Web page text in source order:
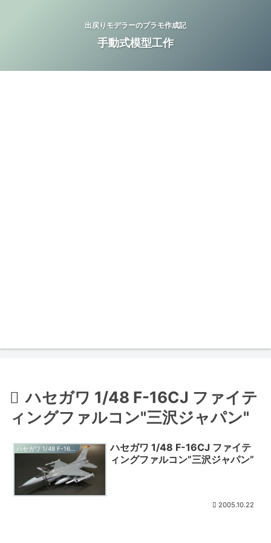
出戻りモデラーのプラモ作成記
手動式模型工作
ハセガワ 1/48 F-16CJ ファイテ
ィングファルコン"三沢ジャパン"
ハセガワ 1/48 F-16CJ ファイテ
ィングファルコン”三沢ジャパン”
2005.10.22